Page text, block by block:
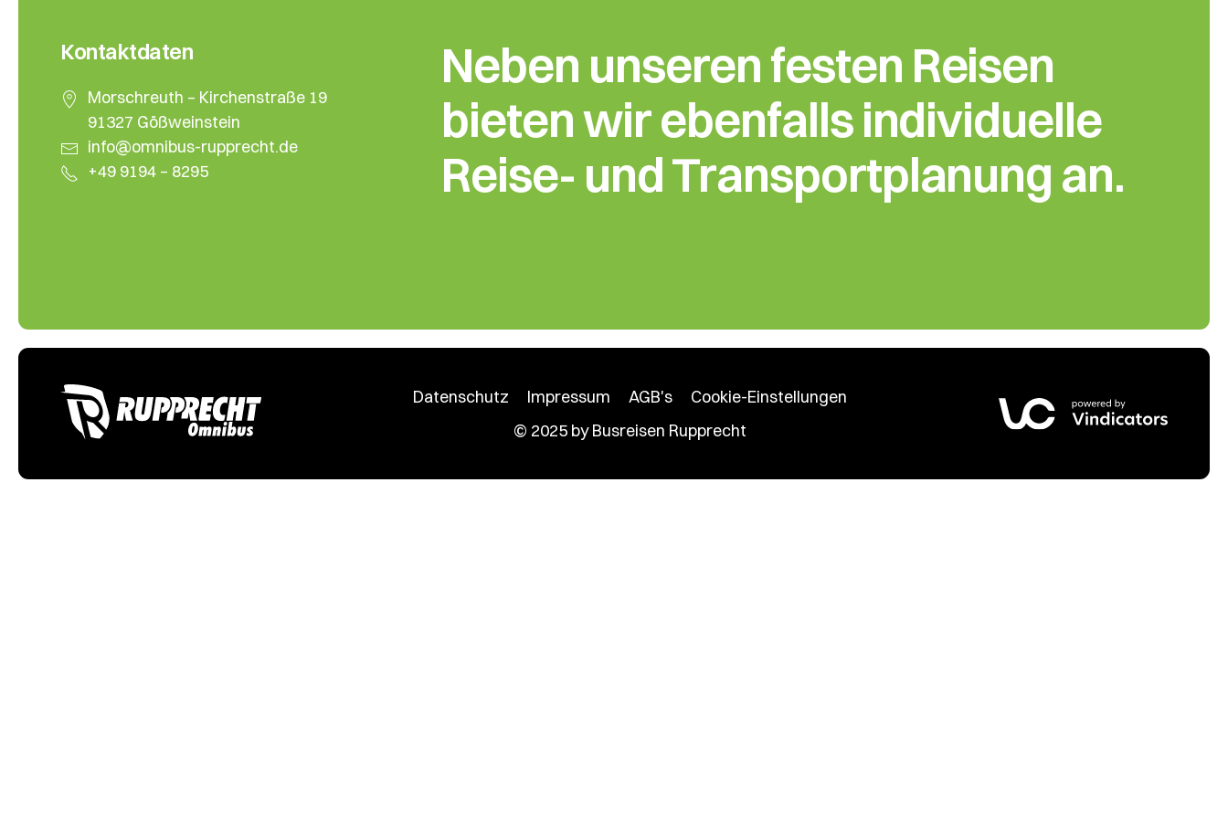
Neben unseren festen Reisen
bieten wir ebenfalls individuelle
Reise- und Transport­planung an.
Kontaktdaten
Morschreuth – Kirchenstraße 19
91327 Gößweinstein
info@omnibus-rupprecht.de
+49 9194 – 8295
Datenschutz Impressum AGB's
Cookie-Einstellungen
© 2025 by Busreisen Rupprecht